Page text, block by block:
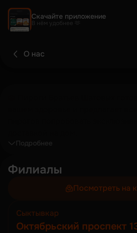
Скачайте приложение
В нём удобнее 🫶
О нас
Подробнее
Филиалы
Посмотреть на
Сыктывкар
Октябрьский проспект